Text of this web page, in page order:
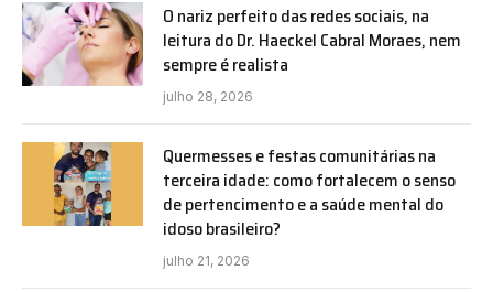
O nariz perfeito das redes sociais, na
leitura do Dr. Haeckel Cabral Moraes, nem
sempre é realista
julho 28, 2026
Quermesses e festas comunitárias na
terceira idade: como fortalecem o senso
de pertencimento e a saúde mental do
idoso brasileiro?
julho 21, 2026